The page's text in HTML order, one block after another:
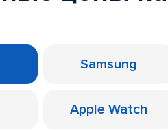
Samsung
Apple Watch